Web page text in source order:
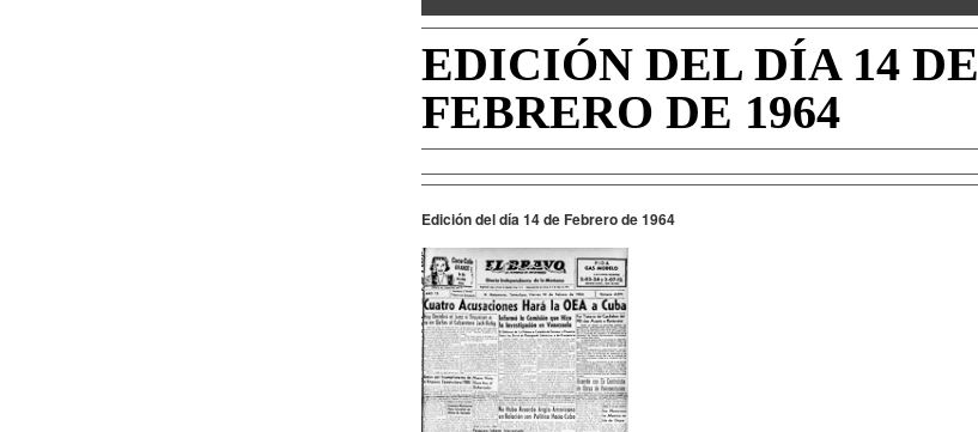
EDICIÓN DEL DÍA 14 DE
FEBRERO DE 1964
Edición del día 14 de Febrero de 1964